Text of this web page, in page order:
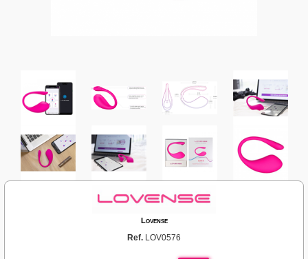
Lovense
Ref. LOV0576